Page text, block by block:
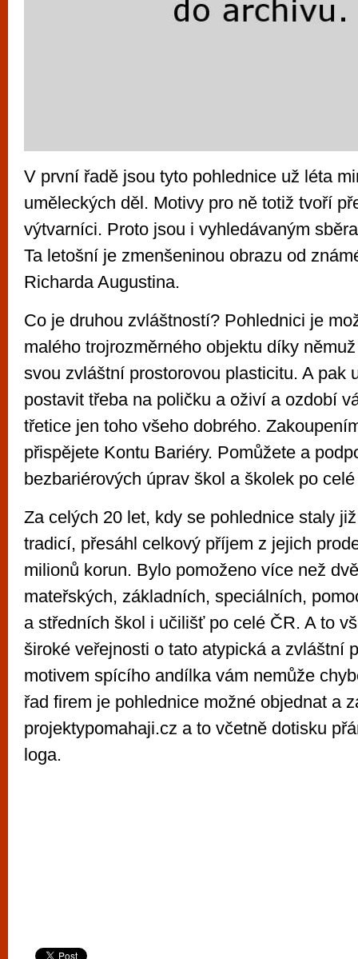
V první řadě jsou tyto pohlednice už léta
uměleckých děl. Motivy pro ně totiž tvoří
výtvarníci. Proto jsou i vyhledávaným
Ta letošní je zmenšeninou obrazu od
Richarda Augustina.
Co je druhou zvláštností? Pohlednici je
malého trojrozměrného objektu díky
svou zvláštní prostorovou plasticitu. A pak
postavit třeba na poličku a oživí a ozdobí
třetice jen toho všeho dobrého.
přispějete Kontu Bariéry. Pomůžete a
bezbariérových úprav škol a školek po
Za celých 20 let, kdy se pohlednice staly
tradicí, přesáhl celkový příjem z jejich
milionů korun. Bylo pomoženo více než
mateřských, základních, speciálních,
a středních škol i učilišť po celé ČR. A to
široké veřejnosti o tato atypická a zvláštní
motivem spícího andílka vám nemůže
řad firem je pohlednice možné objednat a
projektypomahaji.cz a to včetně dotisku
loga.